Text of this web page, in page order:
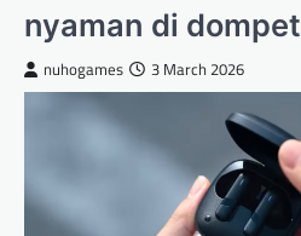
nyaman di dompet
nuhogames 3 March 2026